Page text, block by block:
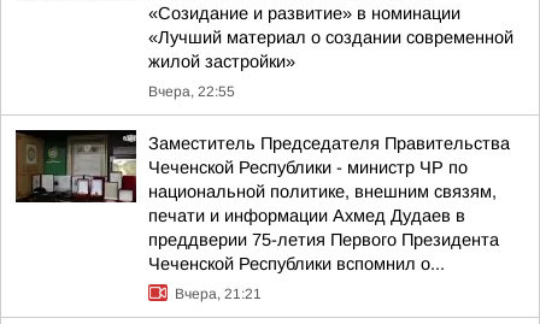
«Созидание и развитие» в номинации
«Лучший материал о создании современной
жилой застройки»
Вчера, 22:55
Заместитель Председателя Правительства
Чеченской Республики - министр ЧР по
национальной политике, внешним связям,
печати и информации Ахмед Дудаев в
преддверии 75-летия Первого Президента
Чеченской Республики вспомнил о...
Вчера, 21:21